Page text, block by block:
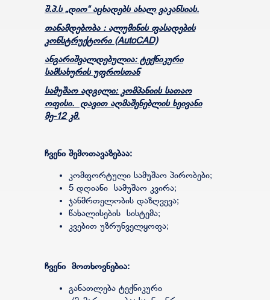
შ.პ.ს „დიო“ აცხადებს ახალ ვაკანსიას.
თანამდებობა : ალუმინის ფასადების
კონსტრუქტორი (AutoCAD)
ანგარიშვალდებულია: ტექნიკური
სამსახურის უფროსთან
სამუშაო ადგილი: კომპანიის სათაო
ოფისი. დავით აღმაშენებლის ხეივანი
მე-12 კმ.
ჩვენი შემოთავაზებაა:
კომფორტული სამუშაო პირობები;
5 დღიანი სამუშაო კვირა;
ჯანმრთელობის დაზღვევა;
წახალისების სისტემა;
კვებით უზრუნველყოფა;
ჩვენი მოთხოვნებია:
განათლება ტექნიკური